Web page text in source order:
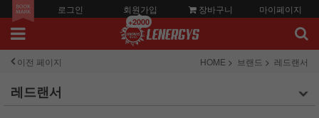
로그인 회원가입
+2000
장바구니 마이페이지
이전 페이지 HOME 브랜드 레드랜서
레드랜서